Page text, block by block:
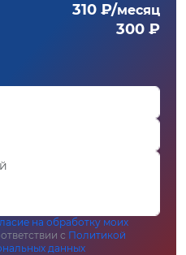
310 ₽/месяц
300 ₽
на обработку моих
с Политикой
данных